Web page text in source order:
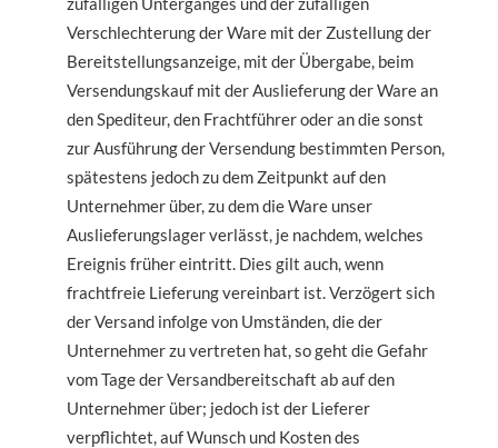
Verschlechterung der Ware mit der Zustellung der
Bereitstellungsanzeige, mit der Übergabe, beim
Versendungskauf mit der Auslieferung der Ware an
den Spediteur, den Frachtführer oder an die sonst
zur Ausführung der Versendung bestimmten Person,
spätestens jedoch zu dem Zeitpunkt auf den
Unternehmer über, zu dem die Ware unser
Auslieferungslager verlässt, je nachdem, welches
Ereignis früher eintritt. Dies gilt auch, wenn
frachtfreie Lieferung vereinbart ist. Verzögert sich
der Versand infolge von Umständen, die der
Unternehmer zu vertreten hat, so geht die Gefahr
vom Tage der Versandbereitschaft ab auf den
Unternehmer über; jedoch ist der Lieferer
verpflichtet, auf Wunsch und Kosten des